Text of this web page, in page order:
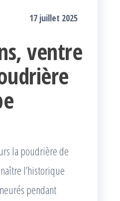
17 juillet 2025
ventre
la poudrière de
l’historique
pendant